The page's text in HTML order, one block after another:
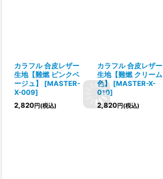
カラフル 合皮レザー
生地【難燃 ピンクベ
ージュ】
[MASTER-
X-009]
2,820円(税込)
カラフル 合皮レザー
生地【難燃 クリーム
色】 [MASTER-X-
010]
2,820円(税込)